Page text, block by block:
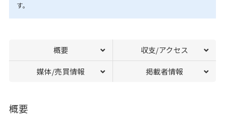
す。
概要 収支/アクセス
媒体/売買情報 掲載者情報
概要